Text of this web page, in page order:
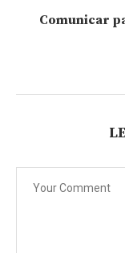
Comunicar